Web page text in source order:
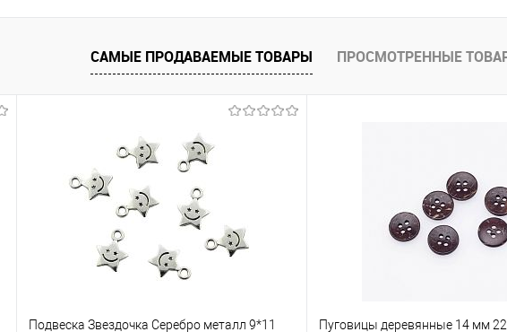
САМЫЕ ПРОДАВАЕМЫЕ ТОВАРЫ ПРОСМОТРЕННЫЕ
Подвеска Звездочка Серебро металл 9*11
Пуговицы деревянные 14 мм